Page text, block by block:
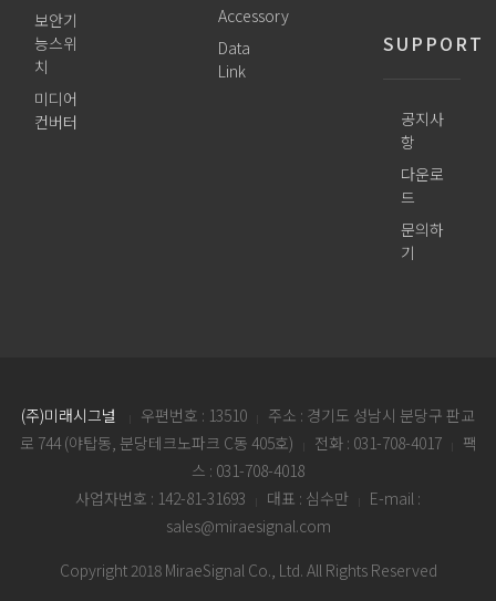
보안기
능스위
치
미디어
컨버터
Accessory
Data
Link
SUPPORT
공지사
항
다운로
드
문의하
기
(주)미래시그널 우편번호 : 13510
주소 : 경기도 성남시 분당구 판교
로 744 (야탑동, 분당테크노파크 C동 405호)
전화 : 031-708-4017
팩
스 : 031-708-4018
사업자번호 : 142-81-31693
대표 : 심수만
E-mail :
sales@miraesignal.com
Copyright 2018 MiraeSignal Co., Ltd. All Rights Reserved